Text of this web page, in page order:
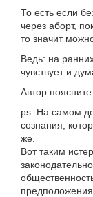
То есть если
через аборт,
то значит
Ведь: на
чувствует и
Автор
ps. На самом
сознания,
же.
Вот таким